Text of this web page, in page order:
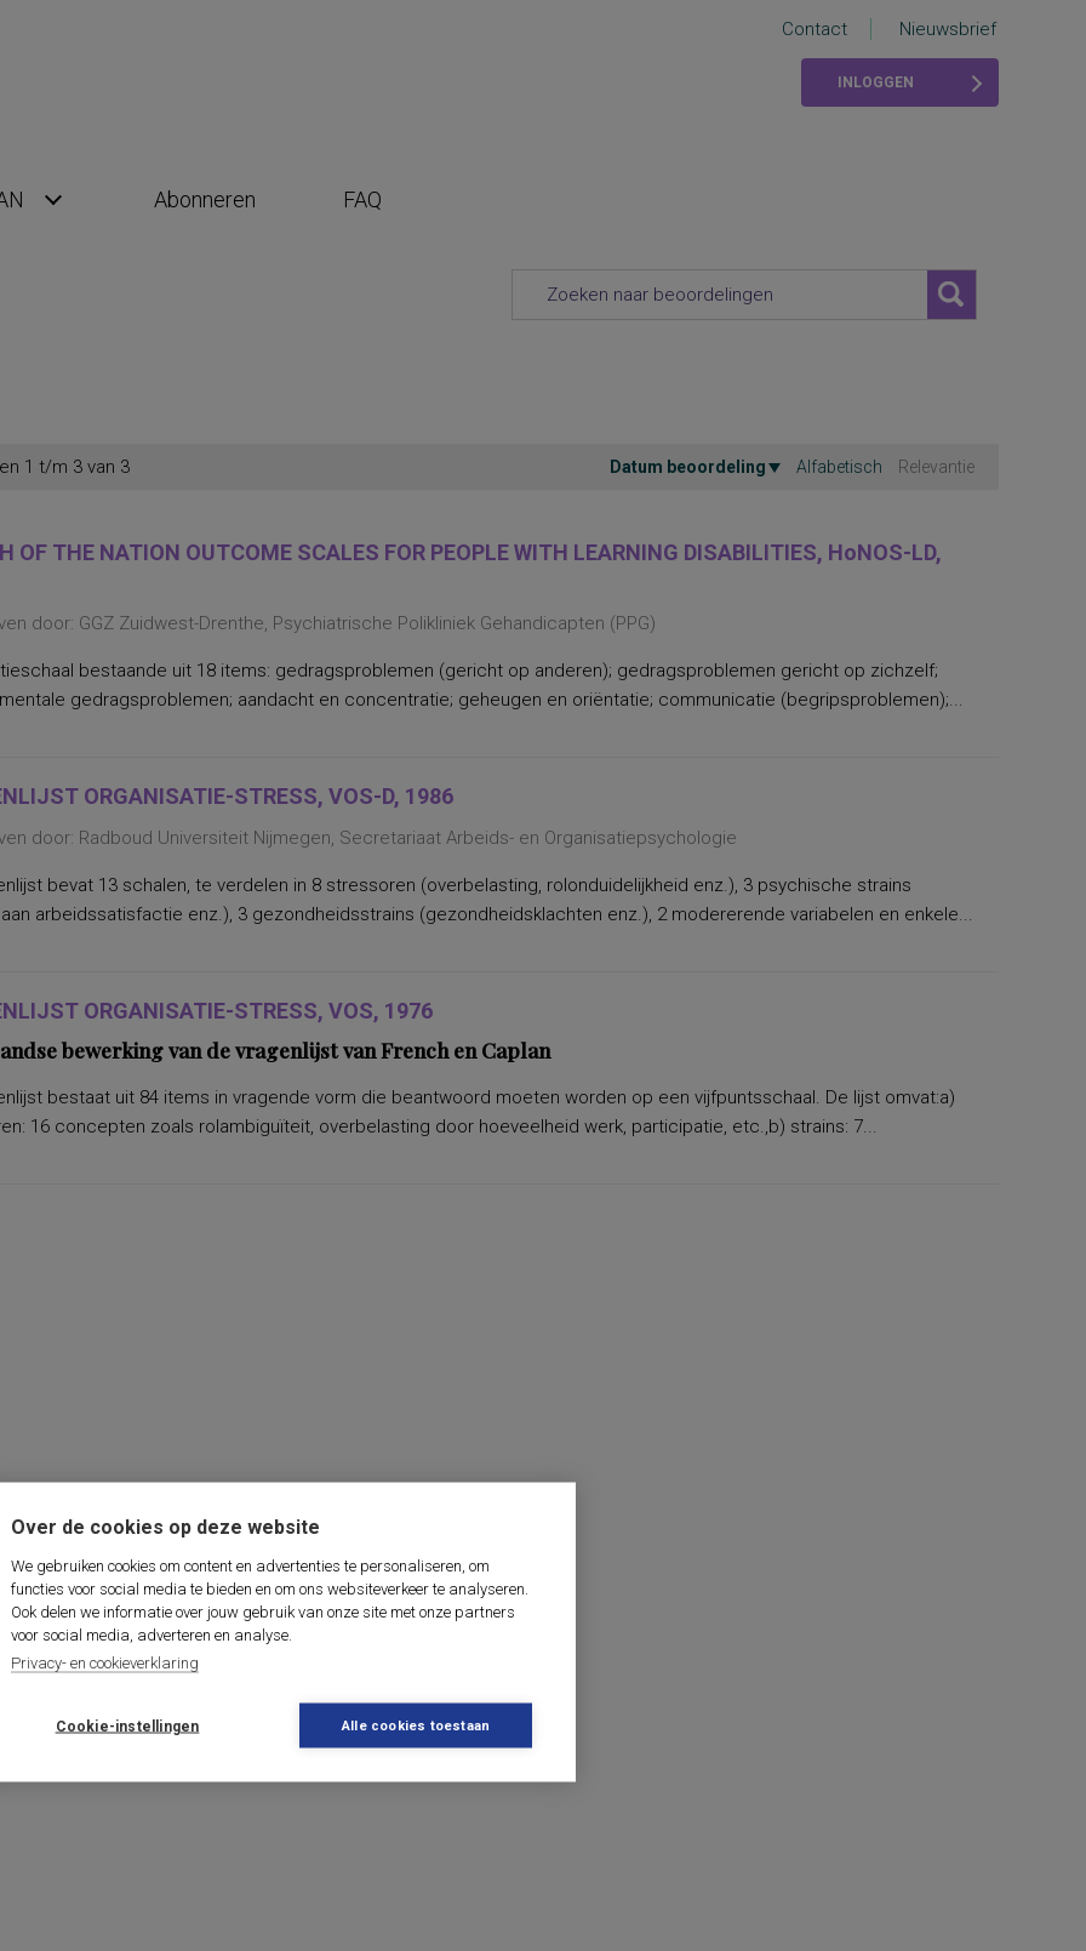
Over de cookies op deze website
We gebruiken cookies om content en advertenties te personaliseren, om
functies voor social media te bieden en om ons websiteverkeer te analyseren.
Ook delen we informatie over jouw gebruik van onze site met onze partners
voor social media, adverteren en analyse.
Privacy- en cookieverklaring
Cookie-instellingen Alle cookies toestaan
Contact Nieuwsbrief
INLOGGEN
Abonneren FAQ
1 t/m 3 van 3 Datum beoordeling Alfabetisch Relevantie
OF THE NATION OUTCOME SCALES FOR PEOPLE WITH LEARNING DISABILITIES, HoNOS-LD,
door: GGZ Zuidwest-Drenthe, Psychiatrische Polikliniek Gehandicapten (PPG)
bestaande uit 18 items: gedragsproblemen (gericht op anderen); gedragsproblemen gericht op zichzelf;
gedragsproblemen; aandacht en concentratie; geheugen en oriëntatie; communicatie (begripsproblemen);...
ORGANISATIE-STRESS, VOS-D, 1986
door: Radboud Universiteit Nijmegen, Secretariaat Arbeids- en Organisatiepsychologie
bevat 13 schalen, te verdelen in 8 stressoren (overbelasting, rolonduidelijkheid enz.), 3 psychische strains
arbeidssatisfactie enz.), 3 gezondheidsstrains (gezondheidsklachten enz.), 2 modererende variabelen en enkele...
ORGANISATIE-STRESS, VOS, 1976
bewerking van de vragenlijst van French en Caplan
bestaat uit 84 items in vragende vorm die beantwoord moeten worden op een vijfpuntsschaal. De lijst omvat:a)
16 concepten zoals rolambiguïteit, overbelasting door hoeveelheid werk, participatie, etc.,b) strains: 7...